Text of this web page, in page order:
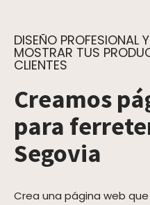
DISEÑO PROFESIONAL
MOSTRAR TUS
CLIENTES
Creamos
para
Segovia
Crea una página web